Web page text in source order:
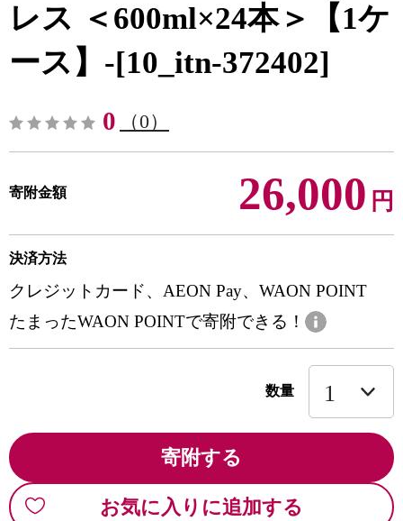
レス ＜600ml×24本＞【1ケ
ース】-[10_itn-372402]
0 （0）
寄附金額 26,000 円
決済方法
クレジットカード、AEON Pay、WAON POINT
たまったWAON POINTで寄附できる！
数量
寄附する
お気に入りに追加する